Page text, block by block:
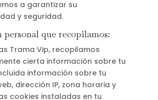
a garantizar su
y seguridad.
que recopilamos:
Trama Vip, recopilamos
cierta información sobre tu
información sobre tu
dirección IP, zona horaria y
cookies instaladas en tu